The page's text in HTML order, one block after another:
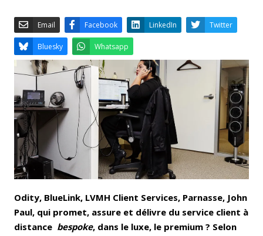
Email Facebook LinkedIn
Bluesky Whatsapp
Odity, BlueLink, LVMH Client Services, Parnasse, John
Paul, qui promet, assure et délivre du service client à
distance bespoke, dans le luxe, le premium ? Selon